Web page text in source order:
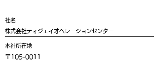
​社名
​株式会社ティジェイオペレーションセンター
本社所在地
​〒105-0011